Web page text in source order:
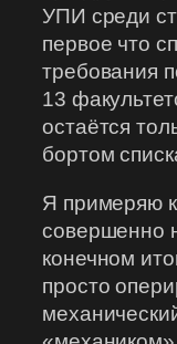
УПИ среди
первое что
требования
13
остаётся
бортом
Я примеряю
совершенно
конечном
просто